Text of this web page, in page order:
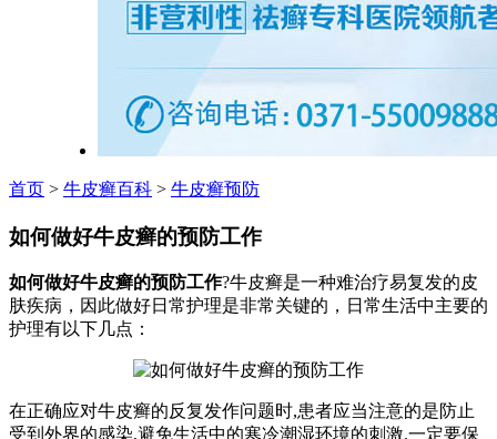
首页 > 牛皮癣百科 > 牛皮癣预防
如何做好牛皮癣的预防工作
如何做好牛皮癣的预防工作?牛皮癣是一种难治疗易复发的皮
肤疾病，因此做好日常护理是非常关键的，日常生活中主要的
护理有以下几点：
在正确应对牛皮癣的反复发作问题时,患者应当注意的是防止
受到外界的感染,避免生活中的寒冷潮湿环境的刺激.一定要保